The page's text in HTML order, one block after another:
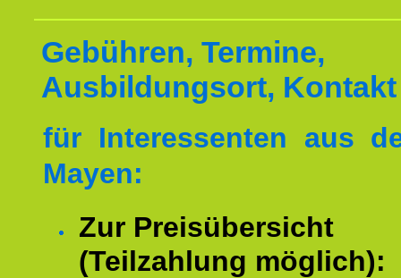
Gebühren, Termine,
Ausbildungsort, Kontakt
für Interessenten aus
Mayen:
Zur Preisübersicht
(Teilzahlung möglich):